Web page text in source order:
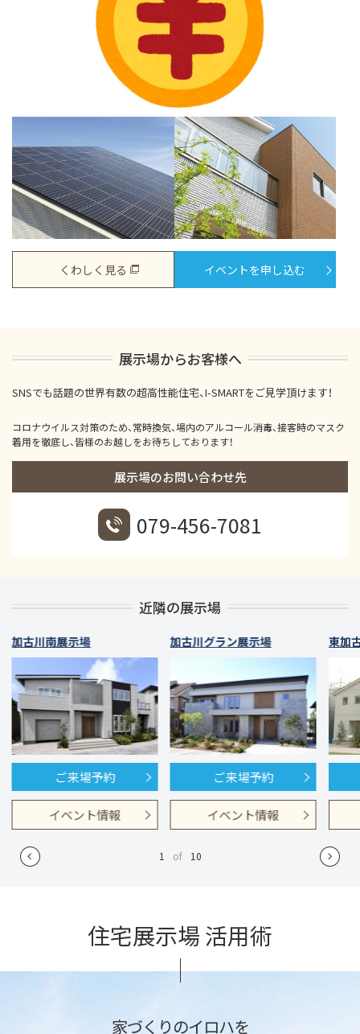
くわしく見る イベントを申し込む
展示場からお客様へ
SNSでも話題の世界有数の超高性能住宅、I-SMARTをご見学頂けます！
コロナウイルス対策のため、常時換気、場内のアルコール消毒、接客時のマスク
着用を徹底し、皆様のお越しをお待ちしております！
展示場のお問い合わせ先
079-456-7081
近隣の展示場
加古川南展示場
ご来場予約
イベント情報
加古川グラン展示場
ご来場予約
イベント情報
東加
1 of 10
住宅展示場 活用術
家づくりのイロハを